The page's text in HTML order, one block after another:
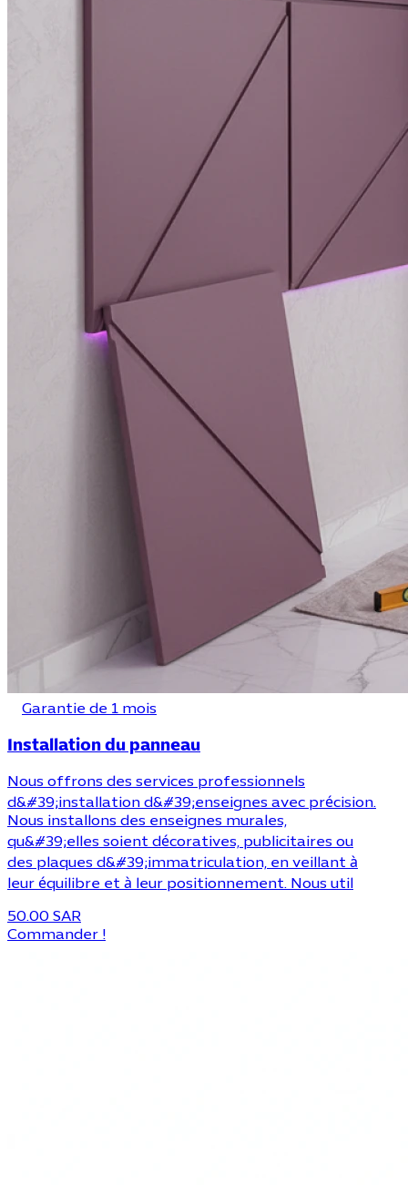
Garantie de 1 mois
Installation du panneau
Nous offrons des services professionnels
d&#39;installation d&#39;enseignes avec précision.
Nous installons des enseignes murales,
qu&#39;elles soient décoratives, publicitaires ou
des plaques d&#39;immatriculation, en veillant à
leur équilibre et à leur positionnement. Nous util
50.00 SAR
Commander !